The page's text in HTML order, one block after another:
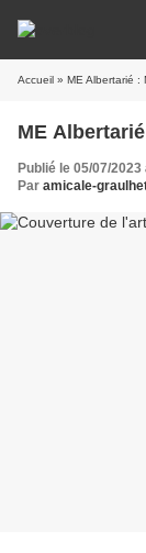
Accueil » ME Albertarié :
ME
Publié le 05/07/2023
Par amicale-